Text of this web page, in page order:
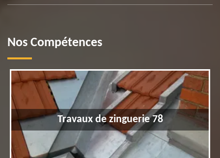
Nos Compétences
Travaux de zinguerie 78